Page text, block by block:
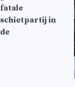
fatale
schietpartij in
de